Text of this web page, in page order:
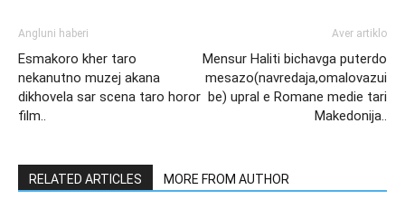
Angluni haberi
Esmakoro kher taro
nekanutno muzej akana
dikhovela sar scena taro horor
film..
Aver artiklo
Mensur Haliti bichavga puterdo
mesazo(navredaja,omalovazui
be) upral e Romane medie tari
Makedonija..
RELATED ARTICLES MORE FROM AUTHOR